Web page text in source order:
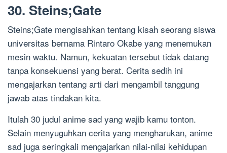
30. Steins;Gate
Steins;Gate mengisahkan tentang kisah seorang siswa
universitas bernama Rintaro Okabe yang menemukan
mesin waktu. Namun, kekuatan tersebut tidak datang
tanpa konsekuensi yang berat. Cerita sedih ini
mengajarkan tentang arti dari mengambil tanggung
jawab atas tindakan kita.
Itulah 30 judul anime sad yang wajib kamu tonton.
Selain menyuguhkan cerita yang mengharukan, anime
sad juga seringkali mengajarkan nilai-nilai kehidupan